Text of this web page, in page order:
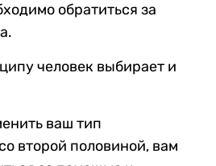
обратиться за
человек выбирает и
ваш тип
второй половиной, вам